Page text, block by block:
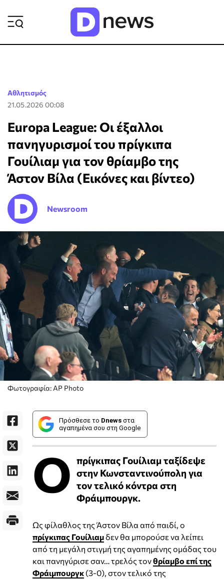
Αθλητισμός
21.05.2026 00:08
Europa League: Οι έξαλλοι
πανηγυρισμοί του πρίγκιπα
Γουίλιαμ για τον θρίαμβο της
Άστον Βίλα (Εικόνες και βίντεο)
Newsroom
Φωτογραφία: AP Photo
Πρόσθεσε το Dnews στα
αγαπημένα σου στη Google
Ο πρίγκιπας Γουίλιαμ ταξίδεψε
στην Κωνσταντινούπολη για
τον τελικό κόντρα στη
Φράιμπουργκ.
Ως φίλαθλος της Άστον Βίλα από παιδί, ο
πρίγκιπας Γουίλιαμδεν θα μπορούσε να λείπει
από τη μεγάλη στιγμή της αγαπημένης ομάδας του
και πανηγύρισε σαν… τρελός τονθρίαμβο επί της
Φράιμπουργκ (3-0), στον τελικό της